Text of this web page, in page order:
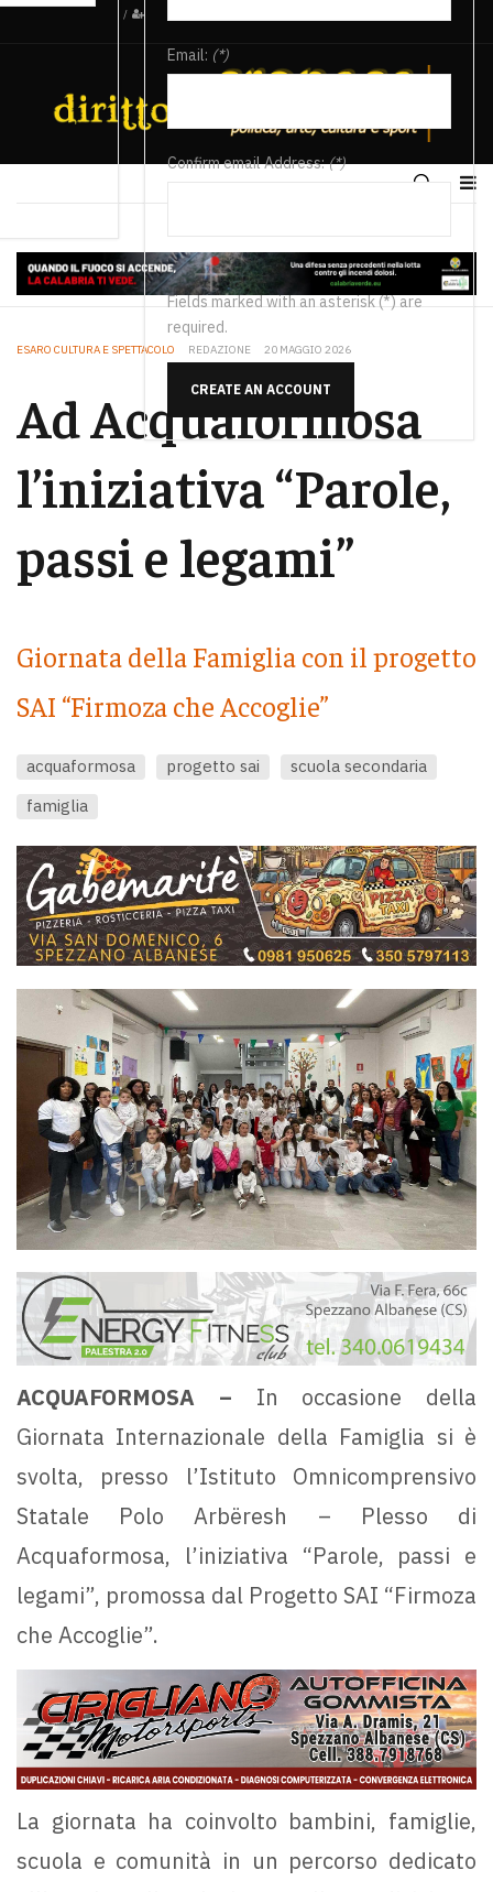
/
Email: (*)
Confirm email Address:(*)
Fields marked with an asterisk (*) are
required.
CREATE AN ACCOUNT
ESARO CULTURA E SPETTACOLO REDAZIONE 20 MAGGIO 2026
Ad Acquaformosa
l’iniziativa “Parole,
passi e legami”
Giornata della Famiglia con il progetto
SAI “Firmoza che Accoglie”
acquaformosa progetto sai
scuola secondaria
famiglia
ACQUAFORMOSA – In occasione della
Giornata Internazionale della Famiglia si è
svolta, presso l’Istituto Omnicomprensivo
Statale Polo Arbëresh – Plesso di
Acquaformosa, l’iniziativa “Parole, passi e
legami”, promossa dal Progetto SAI “Firmoza
che Accoglie”.
La giornata ha coinvolto bambini, famiglie,
scuola e comunità in un percorso dedicato